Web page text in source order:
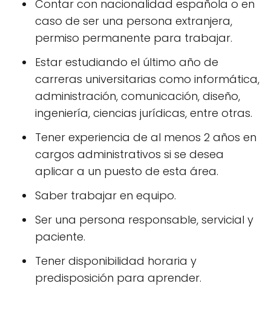
Contar con nacionalidad española o en
caso de ser una persona extranjera,
permiso permanente para trabajar.
Estar estudiando el último año de
carreras universitarias como informática,
administración, comunicación, diseño,
ingeniería, ciencias jurídicas, entre otras.
Tener experiencia de al menos 2 años en
cargos administrativos si se desea
aplicar a un puesto de esta área.
Saber trabajar en equipo.
Ser una persona responsable, servicial y
paciente.
Tener disponibilidad horaria y
predisposición para aprender.